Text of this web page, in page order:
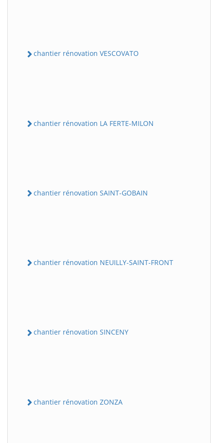
chantier rénovation VESCOVATO
chantier rénovation LA FERTE-MILON
chantier rénovation SAINT-GOBAIN
chantier rénovation NEUILLY-SAINT-FRONT
chantier rénovation SINCENY
chantier rénovation ZONZA